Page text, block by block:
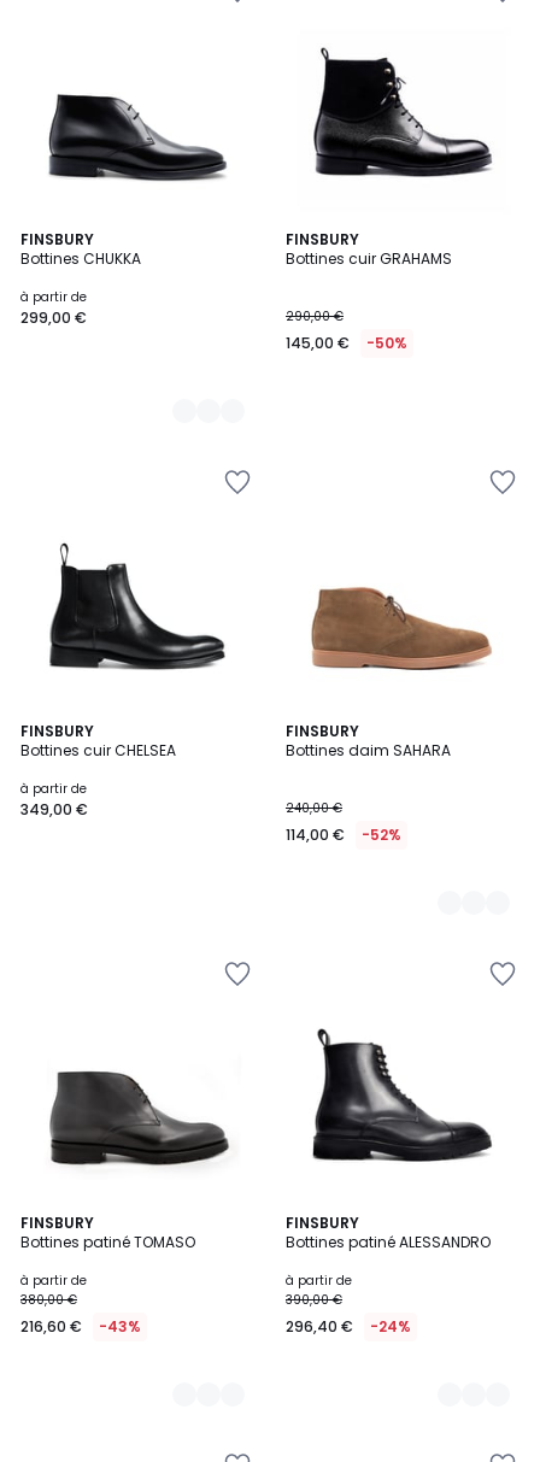
FINSBURY
Bottines CHUKKA
à partir de
299,00 €
2
Couleurs
FINSBURY
Bottines cuir GRAHAMS
290,00 €
145,00 € -50%
FINSBURY
Bottines cuir CHELSEA
à partir de
349,00 €
FINSBURY
Bottines daim SAHARA
240,00 €
114,00 € -52%
3
Couleurs
FINSBURY
Bottines patiné TOMASO
à partir de
380,00 €
216,60 € -43%
2
Couleurs
FINSBURY
Bottines patiné ALESSANDRO
à partir de
390,00 €
296,40 € -24%
2
Couleurs